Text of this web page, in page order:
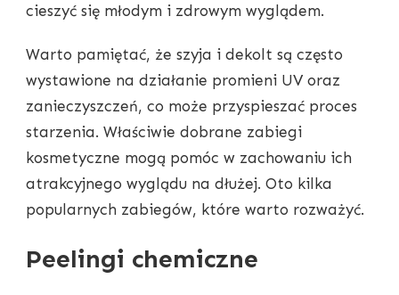
cieszyć się młodym i zdrowym wyglądem.
Warto pamiętać, że szyja i dekolt są często
wystawione na działanie promieni UV oraz
zanieczyszczeń, co może przyspieszać proces
starzenia. Właściwie dobrane zabiegi
kosmetyczne mogą pomóc w zachowaniu ich
atrakcyjnego wyglądu na dłużej. Oto kilka
popularnych zabiegów, które warto rozważyć.
Peelingi chemiczne